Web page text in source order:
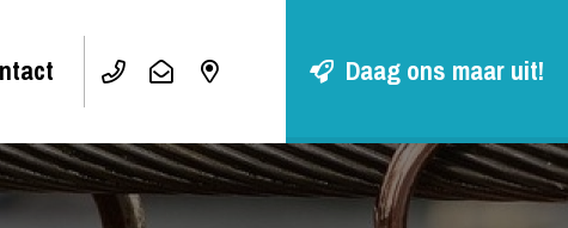
Daag ons maar uit!